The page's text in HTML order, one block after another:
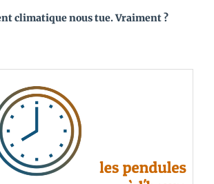
climatique nous tue. Vraiment ?